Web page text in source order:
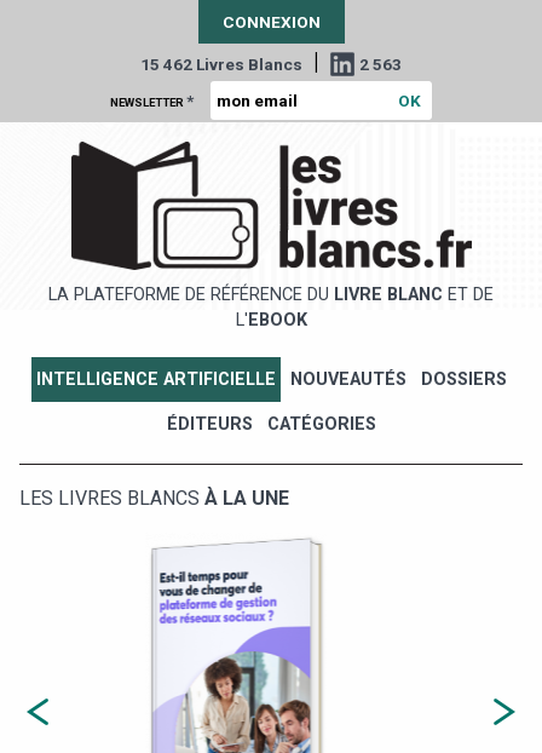
CONNEXION
15 462 Livres Blancs | 2 563
NEWSLETTER *
LA PLATEFORME DE RÉFÉRENCE DU LIVRE BLANC ET DE
L' EBOOK
INTELLIGENCE ARTIFICIELLE NOUVEAUTÉS DOSSIERS
ÉDITEURS CATÉGORIES
LES LIVRES BLANCS À LA UNE